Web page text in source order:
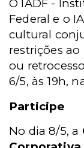
O IADF -
Federal e o
cultural
restrições
ou
6/5, às 19h,
Participe
No dia 8/5, a